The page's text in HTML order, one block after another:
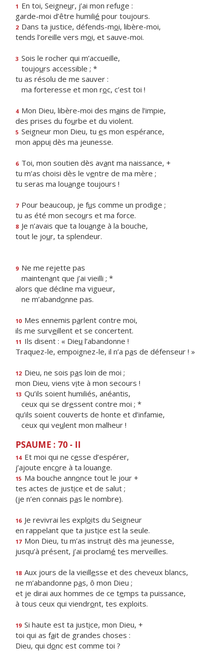
1 En toi, Seigneur, j’ai mon refuge :
garde-moi d’être humilié pour toujours.
2 Dans ta justice, défends-moi, libère-moi,
tends l’oreille vers moi, et sauve-moi.
3 Sois le rocher qui m’accueille,
toujours accessible ; *
tu as résolu de me sauver :
ma forteresse et mon roc, c’est toi !
4 Mon Dieu, libère-moi des mains de l’impie,
des prises du fourbe et du violent.
5 Seigneur mon Dieu, tu es mon espérance,
mon appui dès ma jeunesse.
6 Toi, mon soutien dès avant ma naissance, +
tu m’as choisi dès le ventre de ma mère ;
tu seras ma louange toujours !
7 Pour beaucoup, je fus comme un prodige ;
tu as été mon secours et ma force.
8 Je n’avais que ta louange à la bouche,
tout le jour, ta splendeur.
9 Ne me rejette pas
maintenant que j’ai vieilli ; *
alors que décline ma vigueur,
ne m’abandonne pas.
10 Mes ennemis parlent contre moi,
ils me surveillent et se concertent.
11 Ils disent : « Dieu l’abandonne !
Traquez-le, empoignez-le, il n’a pas de défenseur ! »
12 Dieu, ne sois pas loin de moi ;
mon Dieu, viens vite à mon secours !
13 Qu’ils soient humiliés, anéantis,
ceux qui se dressent contre moi ; *
qu’ils soient couverts de honte et d’infamie,
ceux qui veulent mon malheur !
PSAUME : 70 - II
14 Et moi qui ne cesse d’espérer,
j’ajoute encore à ta louange.
15 Ma bouche annonce tout le jour +
tes actes de justice et de salut ;
(je n’en connais pas le nombre).
16 Je revivrai les exploits du Seigneur
en rappelant que ta justice est la seule.
17 Mon Dieu, tu m’as instruit dès ma jeunesse,
jusqu’à présent, j’ai proclamé tes merveilles.
18 Aux jours de la vieillesse et des cheveux blancs,
ne m’abandonne pas, ô mon Dieu ;
et je dirai aux hommes de ce temps ta puissance,
à tous ceux qui viendront, tes exploits.
19 Si haute est ta justice, mon Dieu, +
toi qui as fait de grandes choses :
Dieu, qui donc est comme toi ?